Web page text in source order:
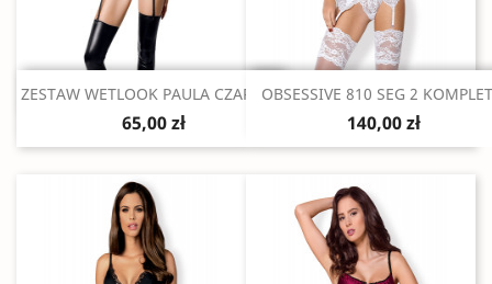
Szybki podgląd
ZESTAW WETLOOK PAULA CZARNY S
65,00 zł
Szybki podgląd
OBSESSIVE 810 SEG 2
140,00 zł